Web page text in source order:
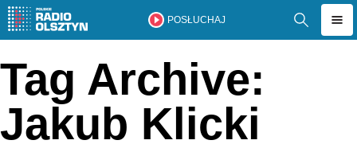
POSŁUCHAJ
Tag Archive:
Jakub Klicki